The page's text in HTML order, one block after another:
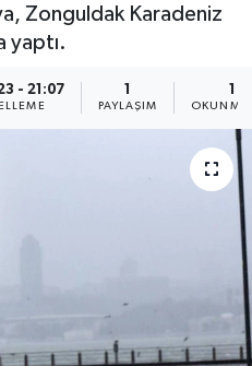
Zonguldak Karadeniz
yaptı.
- 21:07 1
PAYLAŞIM
1
OKUNMA